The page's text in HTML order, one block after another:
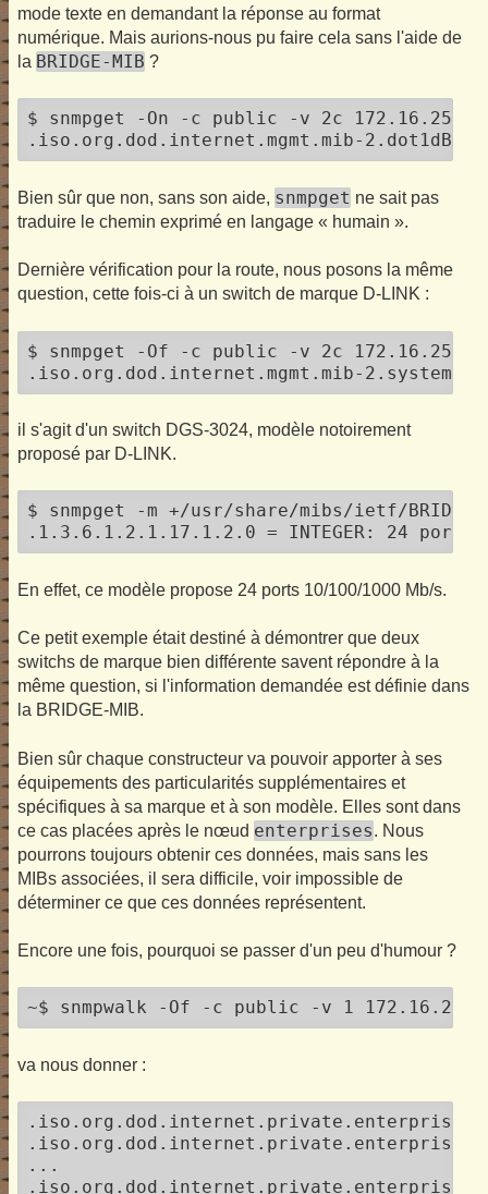
mode texte en demandant la réponse au format
numérique. Mais aurions-nous pu faire cela sans l'aide de
la BRIDGE-MIB ?
$ snmpget -On -c public -v 2c 172.16.252.2
.iso.org.dod.internet.mgmt.mib-
Bien sûr que non, sans son aide, snmpget ne sait pas
traduire le chemin exprimé en langage « humain ».
Dernière vérification pour la route, nous posons la même
question, cette fois-ci à un switch de marque D-LINK :
$ snmpget -Of -c public -v 2c
.iso.org.dod.internet.mgmt.mib-
il s'agit d'un switch DGS-3024, modèle notoirement
proposé par D-LINK.
$ snmpget -m +/usr/share/mibs/ietf/
.1.3.6.1.2.1.17.1.2.0 = INTEGER: 24 ports
En effet, ce modèle propose 24 ports 10/100/1000 Mb/s.
Ce petit exemple était destiné à démontrer que deux
switchs de marque bien différente savent répondre à la
même question, si l'information demandée est définie dans
la BRIDGE-MIB.
Bien sûr chaque constructeur va pouvoir apporter à ses
équipements des particularités supplémentaires et
spécifiques à sa marque et à son modèle. Elles sont dans
ce cas placées après le nœud enterprises. Nous
pourrons toujours obtenir ces données, mais sans les
MIBs associées, il sera difficile, voir impossible de
déterminer ce que ces données représentent.
Encore une fois, pourquoi se passer d'un peu d'humour ?
~$ snmpwalk -Of -c public -v 1
va nous donner :
...